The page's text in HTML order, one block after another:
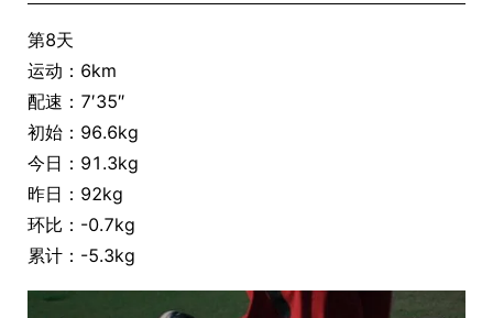
第8天
运动：6km
配速：7′35″
初始：96.6kg
今日：91.3kg
昨日：92kg
环比：-0.7kg
累计：-5.3kg